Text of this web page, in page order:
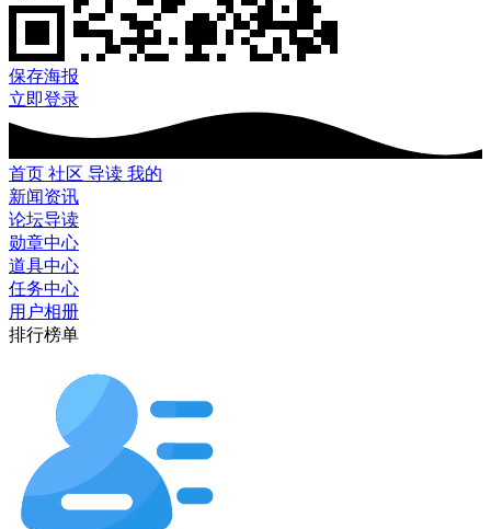
保存海报
立即登录
首页 社区 导读 我的
新闻资讯
论坛导读
勋章中心
道具中心
任务中心
用户相册
排行榜单